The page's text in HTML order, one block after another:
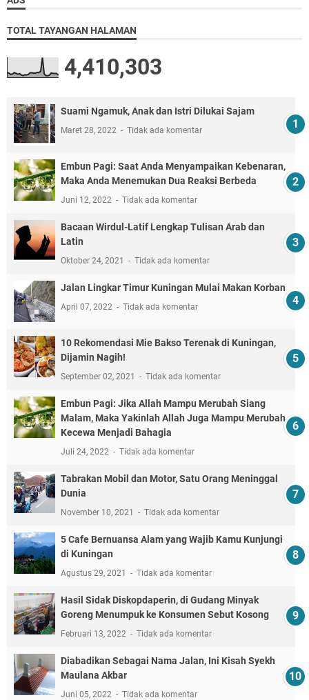
TOTAL TAYANGAN HALAMAN
4,410,303
Suami Ngamuk, Anak dan Istri Dilukai Sajam
Maret 28, 2022 Tidak ada komentar
Embun Pagi: Saat Anda Menyampaikan Kebenaran,
Maka Anda Menemukan Dua Reaksi Berbeda
Juni 12, 2022 Tidak ada komentar
Bacaan Wirdul-Latif Lengkap Tulisan Arab dan
Latin
Oktober 24, 2021 Tidak ada komentar
Jalan Lingkar Timur Kuningan Mulai Makan Korban
April 07, 2022 Tidak ada komentar
10 Rekomendasi Mie Bakso Terenak di Kuningan,
Dijamin Nagih!
September 02, 2021 Tidak ada komentar
Embun Pagi: Jika Allah Mampu Merubah Siang
Malam, Maka Yakinlah Allah Juga Mampu Merubah
Kecewa Menjadi Bahagia
Juli 24, 2022 Tidak ada komentar
Tabrakan Mobil dan Motor, Satu Orang Meninggal
Dunia
November 10, 2021 Tidak ada komentar
5 Cafe Bernuansa Alam yang Wajib Kamu Kunjungi
di Kuningan
Agustus 29, 2021 Tidak ada komentar
Hasil Sidak Diskopdaperin, di Gudang Minyak
Goreng Menumpuk ke Konsumen Sebut Kosong
Februari 13, 2022 Tidak ada komentar
Diabadikan Sebagai Nama Jalan, Ini Kisah Syekh
Maulana Akbar
Juni 05, 2022 Tidak ada komentar